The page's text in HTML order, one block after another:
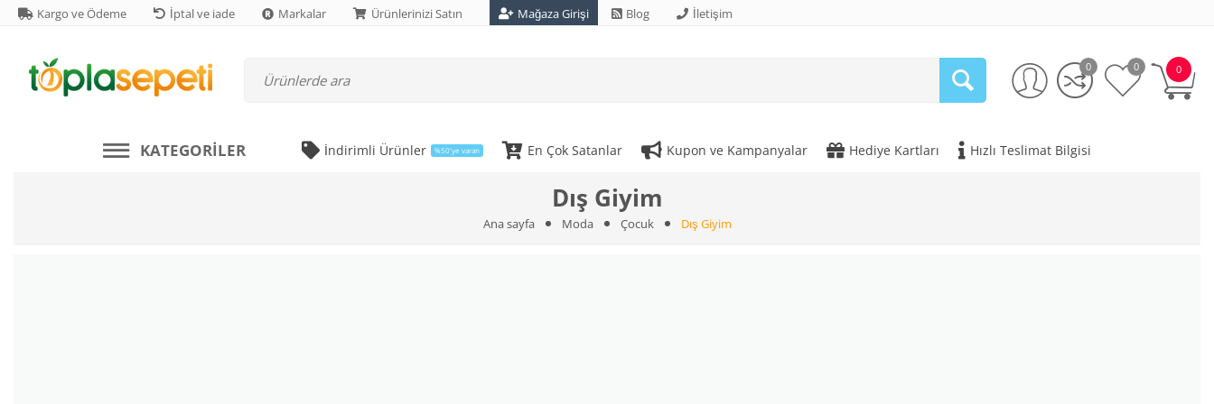
Kargo ve Ödeme İptal ve iade Markalar Ürünlerinizi Satın Mağaza Girişi Blog İletişim
0
0 0
KATEGORILER İndirimli Ürünler %50'ye varan En Çok Satanlar Kupon ve Kampanyalar Hediye Kartları Hızlı Teslimat Bilgisi
Dış Giyim
Ana sayfa Moda Çocuk Dış Giyim